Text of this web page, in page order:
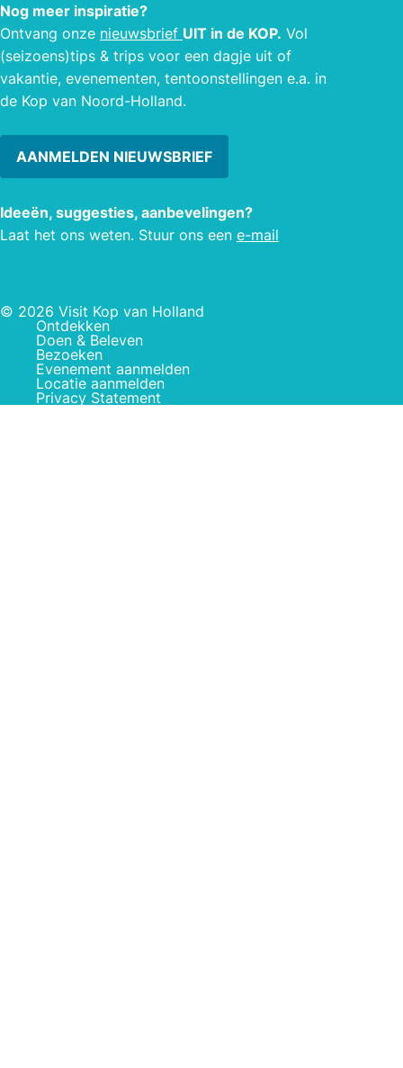
Nog meer inspiratie?
Ontvang onze nieuwsbrief UIT in de KOP. Vol
(seizoens)tips & trips voor een dagje uit of
vakantie, evenementen, tentoonstellingen e.a. in
de Kop van Noord-Holland.
AANMELDEN NIEUWSBRIEF
Ideeën, suggesties, aanbevelingen?
Laat het ons weten. Stuur ons een e-mail
© 2026 Visit Kop van Holland
Ontdekken
Doen & Beleven
Bezoeken
Evenement aanmelden
Locatie aanmelden
Privacy Statement